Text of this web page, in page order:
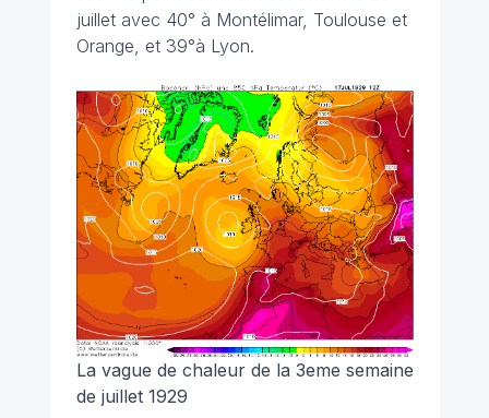
juillet avec 40° à Montélimar, Toulouse et
Orange, et 39°à Lyon.
La vague de chaleur de la 3eme semaine
de juillet 1929